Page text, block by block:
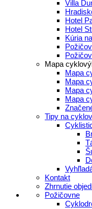
Villa
Hotel
Hotel
Kúria
Mapa
Mapa
Mapa
Mapa
Mapa
Tipy na
Kontakt
Zhrnutie
Požičovne